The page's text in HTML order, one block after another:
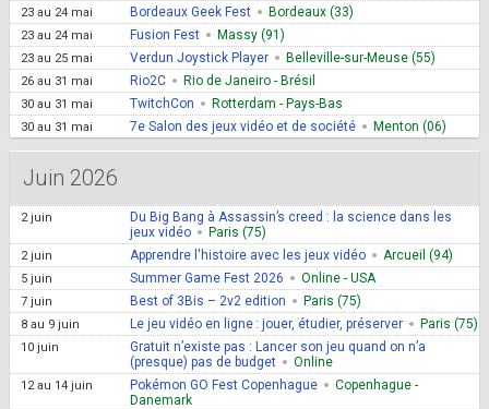
23au 24 mai Bordeaux Geek Fest Bordeaux (33)
23au 24 mai Fusion Fest Massy (91)
23au 25 mai Verdun Joystick Player Belleville-sur-Meuse (55)
26au 31 mai Rio2C Rio de Janeiro - Brésil
30au 31 mai TwitchCon Rotterdam - Pays-Bas
30au 31 mai 7e Salon des jeux vidéo et de société Menton (06)
Juin 2026
2 juin
Du Big Bang à Assassin’s creed : la science dans les
jeux vidéo
Paris (75)
2 juin Apprendre l'histoire avec les jeux vidéo Arcueil (94)
5 juin Summer Game Fest 2026 Online - USA
7 juin Best of 3Bis – 2v2 edition Paris (75)
8au 9 juin Le jeu vidéo en ligne : jouer, étudier, préserver Paris (75)
10 juin
Gratuit n’existe pas : Lancer son jeu quand on n’a
(presque) pas de budget
Online
12au 14 juin Pokémon GO Fest Copenhague
Copenhague -
Danemark